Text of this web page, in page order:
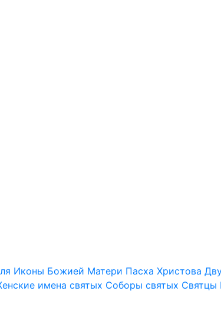
Иконы Божией Матери Пасха Христова
имена святых Соборы святых Святцы